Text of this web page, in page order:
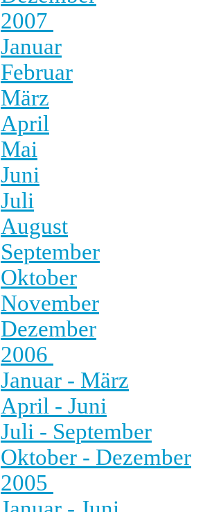
2007
Januar
Februar
März
April
Mai
Juni
Juli
August
September
Oktober
November
Dezember
2006
Januar - März
April - Juni
Juli - September
Oktober - Dezember
2005